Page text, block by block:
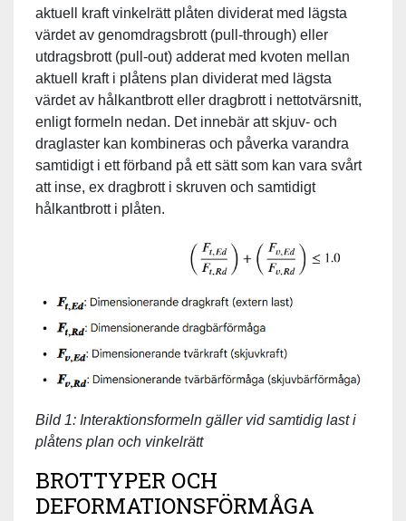
aktuell kraft vinkelrätt plåten dividerat med lägsta
värdet av genomdragsbrott (pull-through) eller
utdragsbrott (pull-out) adderat med kvoten mellan
aktuell kraft i plåtens plan dividerat med lägsta
värdet av hålkantbrott eller dragbrott i nettotvärsnitt,
enligt formeln nedan. Det innebär att skjuv- och
draglaster kan kombineras och påverka varandra
samtidigt i ett förband på ett sätt som kan vara svårt
att inse, ex dragbrott i skruven och samtidigt
hålkantbrott i plåten.
Bild 1: Interaktionsformeln gäller vid samtidig last i
plåtens plan och vinkelrätt
BROTTYPER OCH
DEFORMATIONSFÖRMÅGA